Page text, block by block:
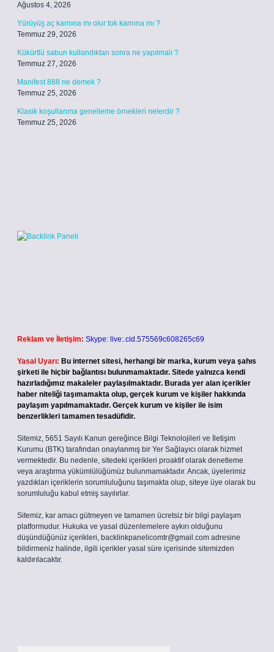
Ağustos 4, 2026
Yürüyüş aç karnına mı olur tok karnına mı ?
Temmuz 29, 2026
Kükürtlü sabun kullandıktan sonra ne yapılmalı ?
Temmuz 27, 2026
Manifest 888 ne demek ?
Temmuz 25, 2026
Klasik koşullanma genelleme örnekleri nelerdir ?
Temmuz 25, 2026
Reklam ve İletişim: Skype: live:.cid.575569c608265c69
Yasal Uyarı: Bu internet sitesi, herhangi bir marka, kurum veya şahıs
şirketi ile hiçbir bağlantısı bulunmamaktadır. Sitede yalnızca kendi
hazırladığımız makaleler paylaşılmaktadır. Burada yer alan içerikler
haber niteliği taşımamakta olup, gerçek kurum ve kişiler hakkında
paylaşım yapılmamaktadır. Gerçek kurum ve kişiler ile isim
benzerlikleri tamamen tesadüfidir.
Sitemiz, 5651 Sayılı Kanun gereğince Bilgi Teknolojileri ve İletişim
Kurumu (BTK) tarafından onaylanmış bir Yer Sağlayıcı olarak hizmet
vermektedir. Bu nedenle, sitedeki içerikleri proaktif olarak denetleme
veya araştırma yükümlülüğümüz bulunmamaktadır. Ancak, üyelerimiz
yazdıkları içeriklerin sorumluluğunu taşımakta olup, siteye üye olarak bu
sorumluluğu kabul etmiş sayılırlar.
Sitemiz, kar amacı gütmeyen ve tamamen ücretsiz bir bilgi paylaşım
platformudur. Hukuka ve yasal düzenlemelere aykırı olduğunu
düşündüğünüz içerikleri, backlinkpanelicomtr@gmail.com adresine
bildirmeniz halinde, ilgili içerikler yasal süre içerisinde sitemizden
kaldırılacaktır.